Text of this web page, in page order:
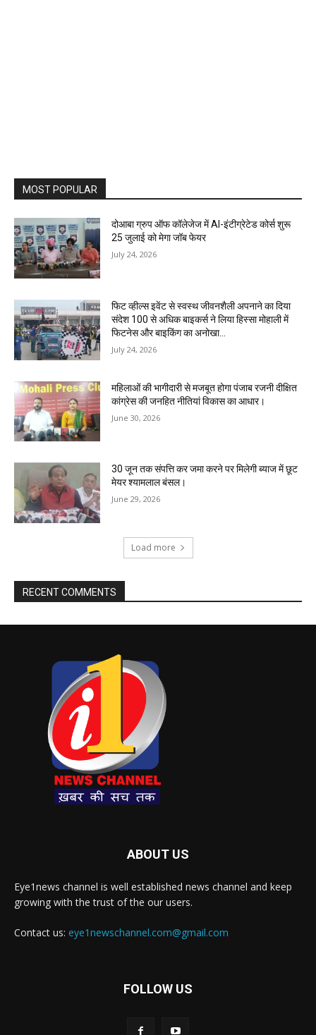
MOST POPULAR
दोआबा ग्रुप ऑफ कॉलेजेज में AI-इंटीग्रेटेड कोर्स शुरू
25 जुलाई को मेगा जॉब फेयर
July 24, 2026
फिट व्हील्स इवेंट से स्वस्थ जीवनशैली अपनाने का दिया
संदेश 100 से अधिक बाइकर्स ने लिया हिस्सा मोहाली में
फिटनेस और बाइकिंग का अनोखा...
July 24, 2026
महिलाओं की भागीदारी से मजबूत होगा पंजाब रजनी दीक्षित
कांग्रेस की जनहित नीतियां विकास का आधार।
June 30, 2026
30 जून तक संपत्ति कर जमा करने पर मिलेगी ब्याज में छूट
मेयर श्यामलाल बंसल।
June 29, 2026
Load more
RECENT COMMENTS
ABOUT US
Eye1news channel is well established news channel and keep
growing with the trust of the our users.
Contact us: eye1newschannel.com@gmail.com
FOLLOW US